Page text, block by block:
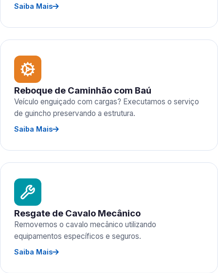
Saiba Mais
Reboque de Caminhão com Baú
Veículo enguiçado com cargas? Executamos o serviço
de guincho preservando a estrutura.
Saiba Mais
Resgate de Cavalo Mecânico
Removemos o cavalo mecânico utilizando
equipamentos específicos e seguros.
Saiba Mais